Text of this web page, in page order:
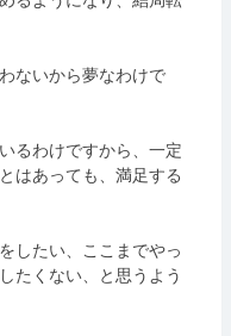
ないから夢なわけで
るわけですから、一定
はあっても、満足する
したい、ここまでやっ
たくない、と思うよう